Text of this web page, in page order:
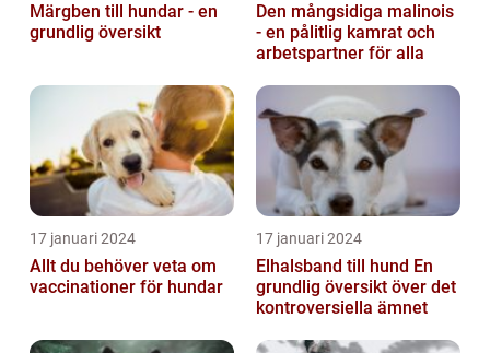
Märgben till hundar - en
grundlig översikt
Den mångsidiga malinois
- en pålitlig kamrat och
arbetspartner för alla
17 januari 2024
Allt du behöver veta om
vaccinationer för hundar
17 januari 2024
Elhalsband till hund En
grundlig översikt över det
kontroversiella ämnet